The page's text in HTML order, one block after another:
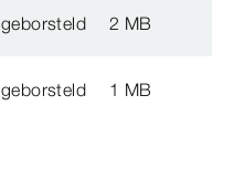
geborsteld 2 MB
geborsteld 1 MB